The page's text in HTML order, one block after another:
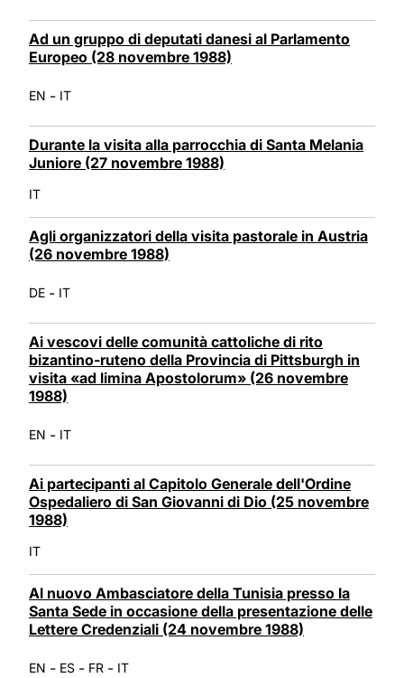
Ad un gruppo di deputati danesi al Parlamento
Europeo (28 novembre 1988)
EN - IT
Durante la visita alla parrocchia di Santa Melania
Juniore (27 novembre 1988)
IT
Agli organizzatori della visita pastorale in Austria
(26 novembre 1988)
DE - IT
Ai vescovi delle comunità cattoliche di rito
bizantino-ruteno della Provincia di Pittsburgh in
visita «ad limina Apostolorum» (26 novembre
1988)
EN - IT
Ai partecipanti al Capitolo Generale dell'Ordine
Ospedaliero di San Giovanni di Dio (25 novembre
1988)
IT
Al nuovo Ambasciatore della Tunisia presso la
Santa Sede in occasione della presentazione delle
Lettere Credenziali (24 novembre 1988)
EN - ES - FR - IT